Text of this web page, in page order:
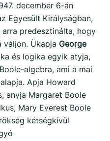
december 6-án
Egyesült Királyságban,
predesztinálta, hogy
váljon. Ükapja George
és logika egyik atyja,
algebra, ami a mai
Apja Howard
anyja Margaret Boole
Mary Everest Boole
kétségkívül